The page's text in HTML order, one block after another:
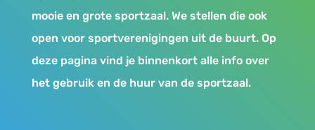
mooie en grote sportzaal. We stellen die ook
open voor sportverenigingen uit de buurt. Op
deze pagina vind je binnenkort alle info over
het gebruik en de huur van de sportzaal.